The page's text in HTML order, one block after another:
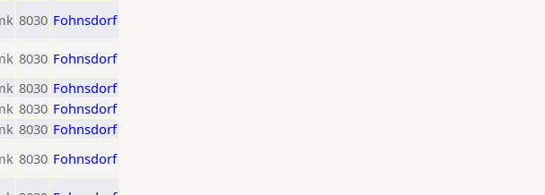
8030 Fohnsdorf
8030 Fohnsdorf
8030 Fohnsdorf
8030 Fohnsdorf
8030 Fohnsdorf
8030 Fohnsdorf